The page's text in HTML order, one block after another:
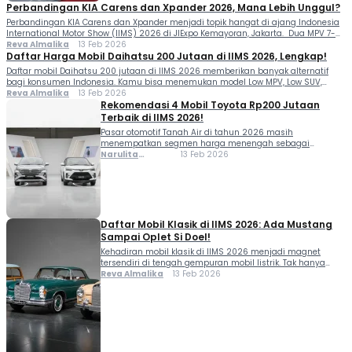
Perbandingan KIA Carens dan Xpander 2026, Mana Lebih Unggul?
Perbandingan KIA Carens dan Xpander menjadi topik hangat di ajang Indonesia
International Motor Show (IIMS) 2026 di JIExpo Kemayoran, Jakarta. Dua MPV 7-
seater ini sama-sama menyasar keluarga Indonesia yang menginginkan mobil
fungsional dengan fitur modern. Moladiners, kehadiran generasi terbaru KIA
Carens di IIMS 2026 membuat persaingan segmen Low MPV hingga Medium MPV
semakin menarik. Sementara […]
Reva Almalika 13 Feb 2026
Daftar Harga Mobil Daihatsu 200 Jutaan di IIMS 2026, Lengkap!
Daftar mobil Daihatsu 200 jutaan di IIMS 2026 memberikan banyak alternatif
bagi konsumen Indonesia. Kamu bisa menemukan model Low MPV, Low SUV,
hingga SUV kompak lima penumpang dengan banderol yang masih relatif
terjangkau. Moladiners yang sedang berburu mobil keluarga atau kendaraan
harian juga punya banyak opsi menarik dari Daihatsu. Dengan rentang harga
mulai Rp230 jutaan, […]
Reva Almalika 13 Feb 2026
Rekomendasi 4 Mobil Toyota Rp200 Jutaan
Terbaik di IIMS 2026!
Pasar otomotif Tanah Air di tahun 2026 masih
menempatkan segmen harga menengah sebagai
primadona bagi keluarga muda maupun komuter urban.
keamanan […]
Narulita
13 Feb 2026
Daftar Mobil Klasik di IIMS 2026: Ada Mustang
Sampai Oplet Si Doel!
Kehadiran mobil klasik di IIMS 2026 menjadi magnet
tersendiri di tengah gempuran mobil listrik. Tak hanya
nostalgia, kehadiran mobil lawas ini juga memperlihatkan
Reva Almalika 13 Feb 2026